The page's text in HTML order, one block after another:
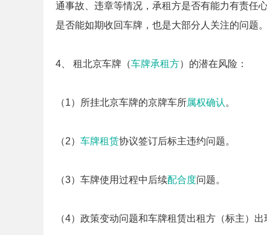
通事故、违章等情况，承租方是否有能力有责任
是否能如期收回车牌，也是大部分人关注的问题。
4、 租北京车牌（车牌承租方）的潜在风险：
（1）所挂北京车牌的京牌车所属权确认 。
（2） 车牌租赁协议签订后标主违约问题。
（3）车牌使用过程中后续配合度问题。
（4）政策变动问题和车牌租赁出租方（标主）出